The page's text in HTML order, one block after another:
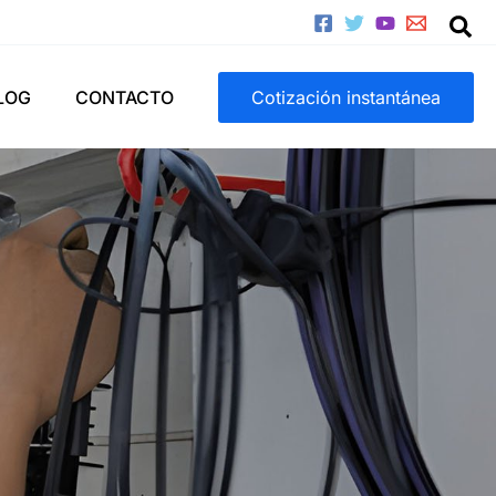
CONTACTO Cotización instantánea